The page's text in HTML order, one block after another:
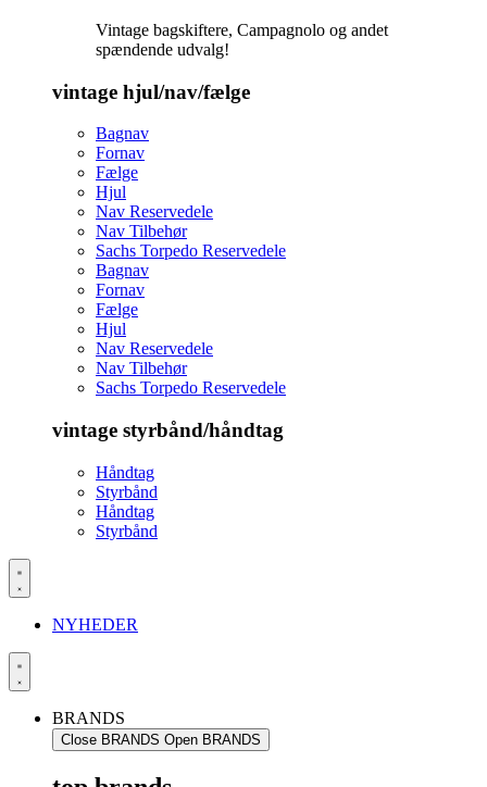
Vintage bagskiftere, Campagnolo og andet
spændende udvalg!
vintage hjul/nav/fælge
Bagnav
Fornav
Fælge
Hjul
Nav Reservedele
Nav Tilbehør
Sachs Torpedo Reservedele
Bagnav
Fornav
Fælge
Hjul
Nav Reservedele
Nav Tilbehør
Sachs Torpedo Reservedele
vintage styrbånd/håndtag
Håndtag
Styrbånd
Håndtag
Styrbånd
NYHEDER
BRANDS
Close BRANDS Open BRANDS